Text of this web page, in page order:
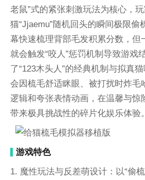
老鼠”式的紧张刺激玩法为核心，
猫“Jjaemu”随机回头的瞬间极限偷
幕快速梳理背部毛发积累分数，但
就会触发“咬人”惩罚机制导致游戏
了“123木头人”的经典机制与拟真
会因梳毛舒适眯眼、被打扰时炸毛
逻辑和夸张表情动画，在温馨与惊
带来极具挑战性的碎片化娱乐体验。
游戏特色
1. 魔性玩法与反差萌设计：以“偷